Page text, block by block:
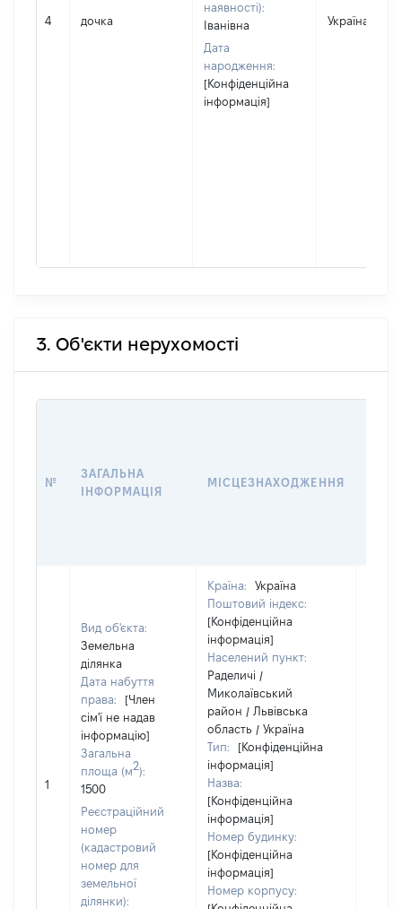
4 дочка
наявності):
Іванівна
Дата
народження:
[Конфіденційна
інформація]
Україна
3. Об'єкти нерухомості
№
ЗАГАЛЬНА
ІНФОРМАЦІЯ
МІСЦЕЗНАХОДЖЕННЯ
1
Вид об'єкта:
Земельна
ділянка
Дата набуття
права:
[Член
сім'ї не надав
інформацію]
Загальна
площа (м2):
1500
Реєстраційний
номер
(кадастровий
номер для
земельної
ділянки):
Країна:
Україна
Поштовий індекс:
[Конфіденційна
інформація]
Населений пункт:
Раделичі /
Миколаївський
район / Львівська
область / Україна
Тип:
[Конфіденційна
інформація]
Назва:
[Конфіденційна
інформація]
Номер будинку:
[Конфіденційна
інформація]
Номер корпусу: